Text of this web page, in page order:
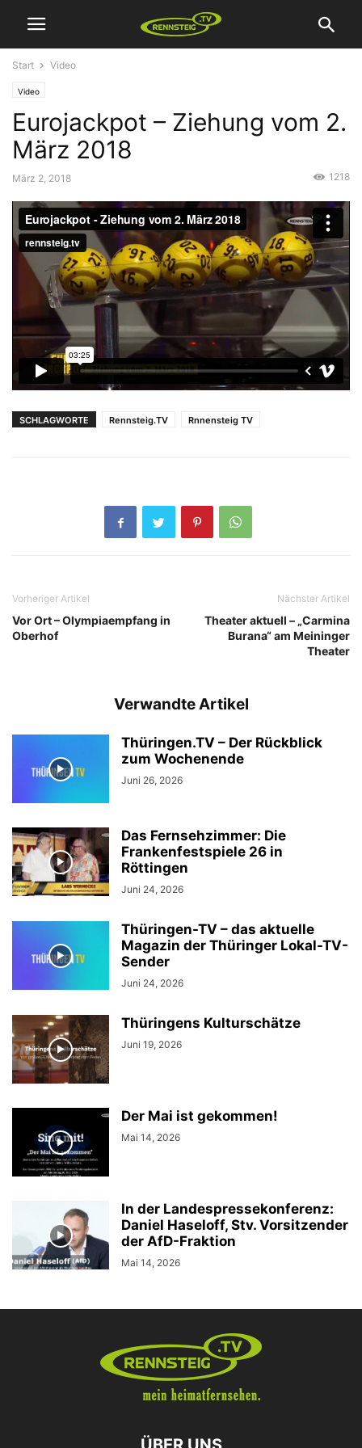
Start Video
Video
Eurojackpot – Ziehung vom 2.
März 2018
März 2, 2018 1218
SCHLAGWORTE Rennsteig.TV Rnnensteig TV
Vorheriger Artikel
Vor Ort – Olympiaempfang in
Oberhof
Nächster Artikel
Theater aktuell – „Carmina
Burana“ am Meininger
Theater
Verwandte Artikel
Thüringen.TV – Der Rückblick
zum Wochenende
Juni 26, 2026
Das Fernsehzimmer: Die
Frankenfestspiele 26 in
Röttingen
Juni 24, 2026
Thüringen-TV – das aktuelle
Magazin der Thüringer Lokal-TV-
Sender
Juni 24, 2026
Thüringens Kulturschätze
Juni 19, 2026
Der Mai ist gekommen!
Mai 14, 2026
In der Landespressekonferenz:
Daniel Haseloff, Stv. Vorsitzender
der AfD-Fraktion
Mai 14, 2026